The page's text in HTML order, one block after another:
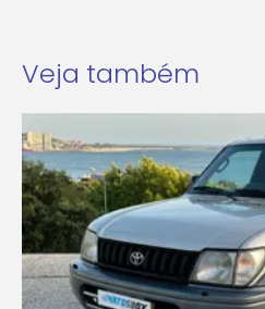
Veja também